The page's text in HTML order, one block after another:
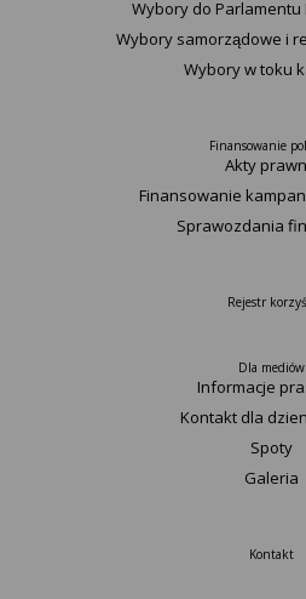
Wybory do Parlamentu
Wybory samorządowe i
Wybory w toku
Finansowanie
Akty
Finansowanie
Sprawozdania
Rejestr
Dla mediów
Informacje
Kontakt dla
Spoty
Galeria
Kontakt